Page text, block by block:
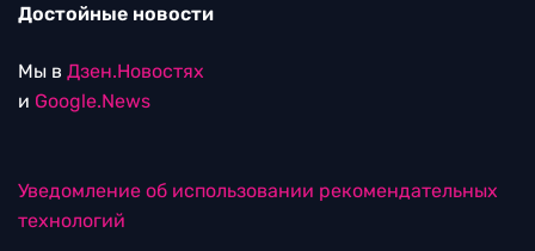
Достойные новости
Мы в Дзен.Новостях
и Google.News
Уведомление об использовании рекомендательных
технологий